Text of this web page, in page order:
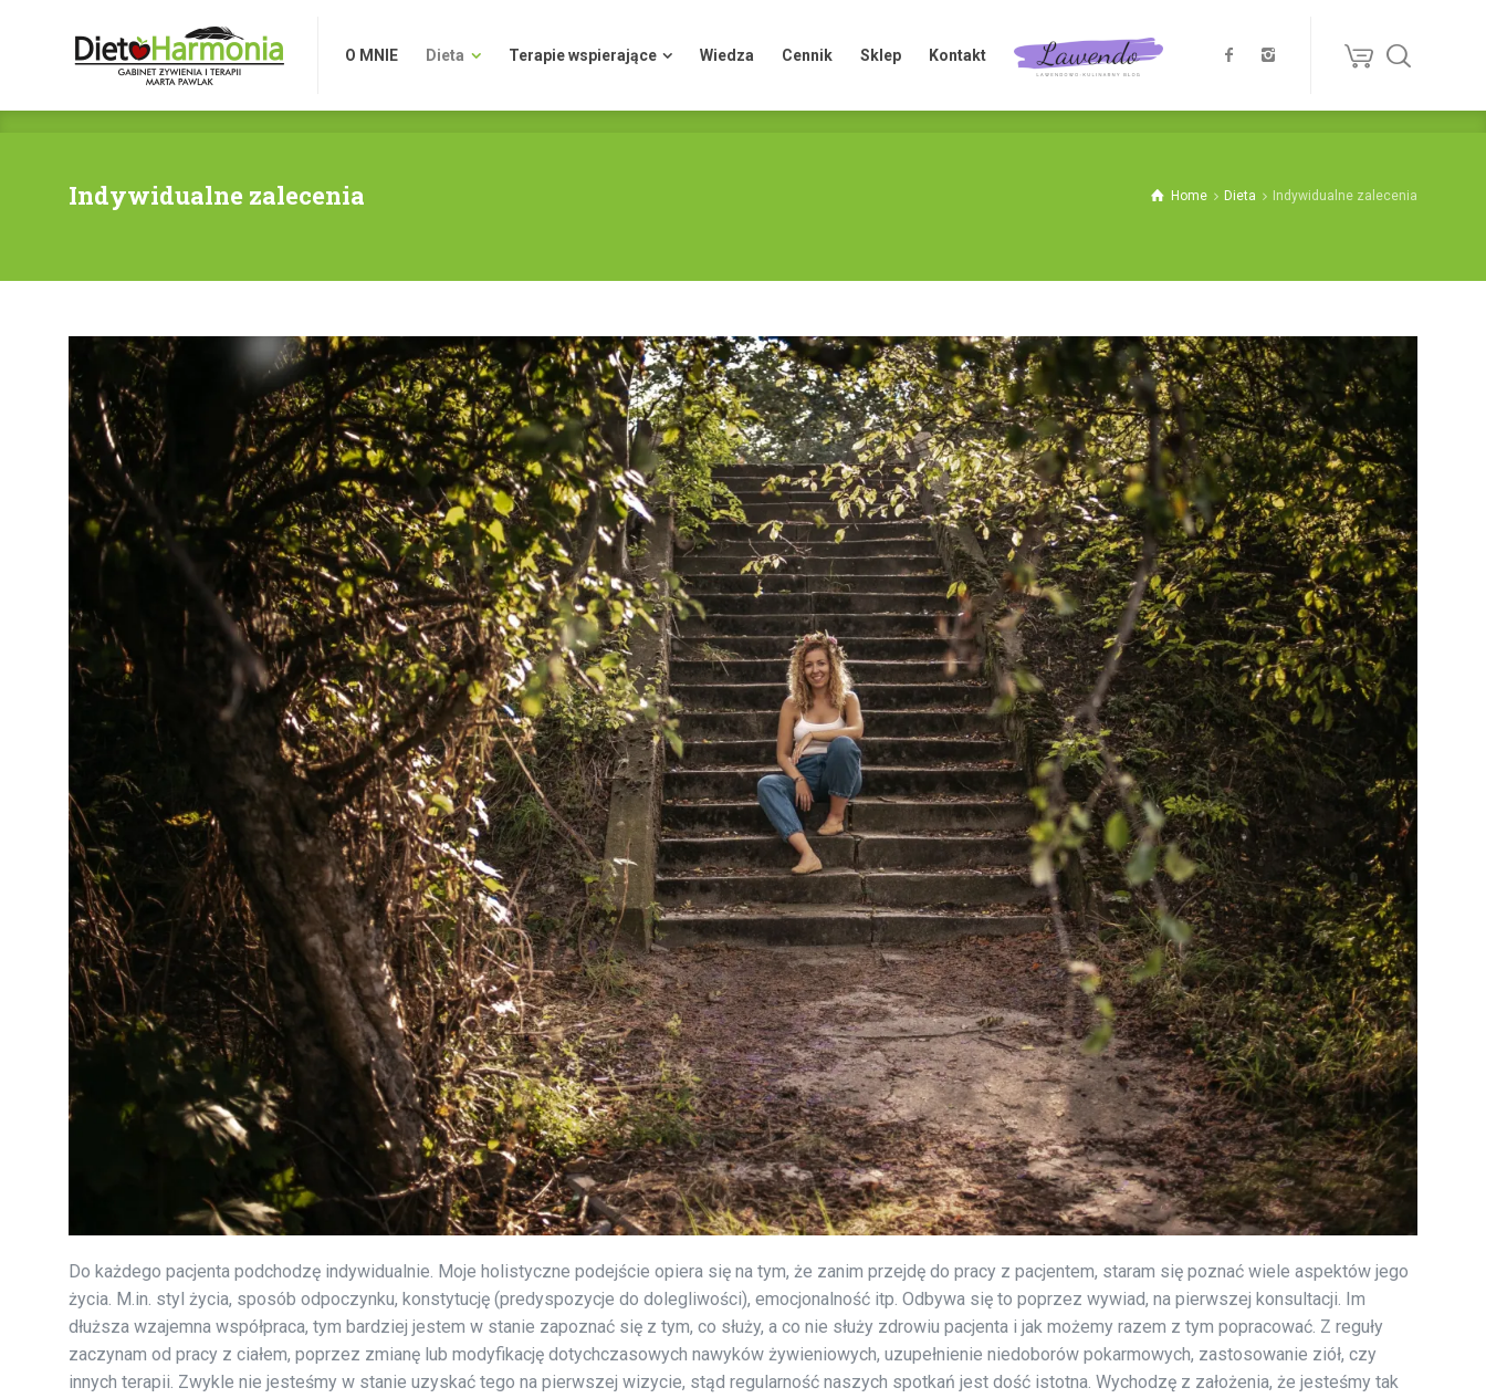
O MNIE Dieta Terapie wspierające Wiedza Cennik Sklep Kontakt
Indywidualne zalecenia Home Dieta Indywidualne zalecenia
Do każdego pacjenta podchodzę indywidualnie. Moje holistyczne podejście opiera się na tym, że zanim przejdę do pracy z pacjentem, staram się poznać wiele aspektów jego
życia. M.in. styl życia, sposób odpoczynku, konstytucję (predyspozycje do dolegliwości), emocjonalność itp. Odbywa się to poprzez wywiad, na pierwszej konsultacji. Im
dłuższa wzajemna współpraca, tym bardziej jestem w stanie zapoznać się z tym, co służy, a co nie służy zdrowiu pacjenta i jak możemy razem z tym popracować. Z reguły
zaczynam od pracy z ciałem, poprzez zmianę lub modyfikację dotychczasowych nawyków żywieniowych, uzupełnienie niedoborów pokarmowych, zastosowanie ziół, czy
innych terapii. Zwykle nie jesteśmy w stanie uzyskać tego na pierwszej wizycie, stąd regularność naszych spotkań jest dość istotna. Wychodzę z założenia, że jesteśmy tak